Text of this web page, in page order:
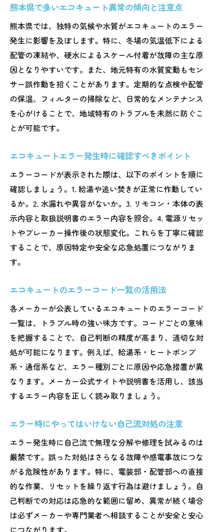
メーカー別エコキュート故障時の対応ポイント
メーカーごとのエコキュートエラー傾向を
比較
エコキュート三菱エラーコード対処のコツ
コロナエコキュートエラー解除方法の実践
日立やダイキンのエコキュート対応の違い
各メーカー共通のエラー時の注意点
響
熊本県の水質や気候がエコキュートに与え
る影響
気温変化によるエコキュートエラー発生の
背景
地元で多い配管トラブルとエラーコードの
関係
自分でできるエコキュートのエラー解除方法と
は
エコキュートエラーコード解除の基本手順
安全に試せるエコキュート再起動、リセッ
コロナエコキュートの簡単なエラー解除法
自分でエコキュートの異常を見分けるコツ
誤った解除で故障を悪化させないための注
意点
エラー発生時に確認したい安全な応急処置の流
れ
エコキュートエラー時の安全な応急対応方
法
熊本県で多いエコキュート異常の傾向と注意点
熊本県では、独特の気候や水質がエコキュートのエラー
発生に影響を及ぼします。特に、冬場の気温低下による
配管の凍結や、硬水によるスケール付着が故障の主な原
因となりやすいです。また、地元特有の水質変動もセン
サー誤作動を招くことがあります。定期的な点検や配管
の保温、フィルターの掃除など、日常的なメンテナンス
を心がけることで、地域特有のトラブルを未然に防ぐこ
とが可能です。
エコキュートエラー発生時に確認すべきポイント
エラーコードが表示された際は、以下のポイントを順に
確認しましょう。1. 給湯や追い焚きが正常に作動してい
るか。2. 水漏れや異音がないか。3. リモコン・本体の表
示内容と取扱説明書のエラー内容を照合。4. 電源リセッ
トやブレーカー操作後の状態変化。これらを丁寧に確認
することで、原因特定や安全な応急処置につながりま
す。
エコキュートのエラーコード一覧の活用法
各メーカーが公表しているエコキュートのエラーコード
一覧は、トラブル時の強い味方です。コードごとの意味
を把握することで、自己判断の精度が高まり、適切な対
処が可能になります。例えば、給湯系・ヒートポンプ
系・通信系など、エラー種別ごとに原因や応急措置が異
なります。メーカー公式サイトや説明書を活用し、該当
するエラー内容を正しく読み取りましょう。
エラー時にやってはいけない自己流対処の注意
エラー発生時に自己流で無理な分解や修理を試みるのは
厳禁です。誤った対処はさらなる故障や感電事故につな
がる危険性があります。特に、電装部・配管部への直接
的な作業、リセットを繰り返す行為は避けましょう。自
己判断での対応は応急的な範囲に留め、異常が続く場合
は必ずメーカーや専門業者へ相談することが安全と安心
につながります。